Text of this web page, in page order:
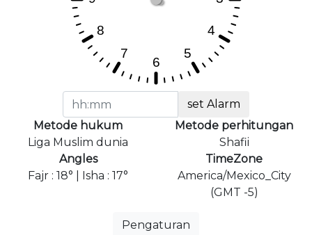
set Alarm
Metode hukum
Liga Muslim dunia
Metode perhitungan
Shafii
Angles
Fajr : 18° | Isha : 17°
TimeZone
America/Mexico_City
(GMT -5)
Pengaturan